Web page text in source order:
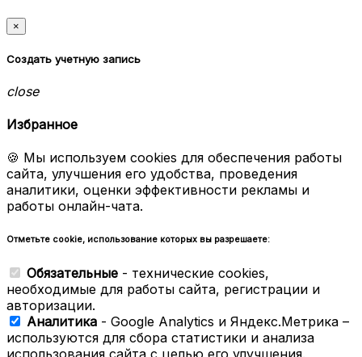
×
Создать учетную запись
close
Избранное
🍪 Мы используем cookies для обеспечения работы
сайта, улучшения его удобства, проведения
аналитики, оценки эффективности рекламы и
работы онлайн-чата.
Отметьте cookie, использование которых вы разрешаете:
Обязательные - технические cookies,
необходимые для работы сайта, регистрации и
авторизации.
Аналитика - Google Analytics и Яндекс.Метрика –
используются для сбора статистики и анализа